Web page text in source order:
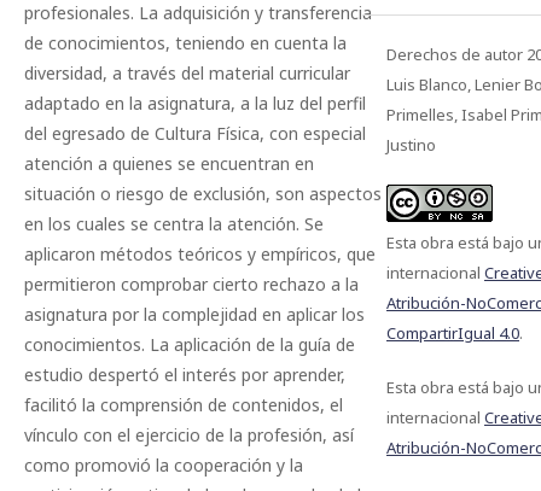
profesionales. La adquisición y transferencia
de conocimientos, teniendo en cuenta la
diversidad, a través del material curricular
adaptado en la asignatura, a la luz del perfil
del egresado de Cultura Física, con especial
atención a quienes se encuentran en
situación o riesgo de exclusión, son aspectos
en los cuales se centra la atención. Se
aplicaron métodos teóricos y empíricos, que
permitieron comprobar cierto rechazo a la
asignatura por la complejidad en aplicar los
conocimientos. La aplicación de la guía de
estudio despertó el interés por aprender,
facilitó la comprensión de contenidos, el
vínculo con el ejercicio de la profesión, así
como promovió la cooperación y la
Derechos de autor
Luis Blanco, Lenier
Primelles, Isabel
Justino
Esta obra está bajo
internacional
Atribución-
CompartirIgual 4.0.
Esta obra está bajo
internacional
Atribución-